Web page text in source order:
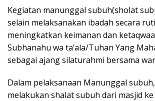
Kegiatan manunggal subuh(sholat
selain melaksanakan ibadah secara
meningkatkan keimanan dan
Subhanahu wa ta’ala/Tuhan Yang
sebagai ajang silaturahmi bersama
Dalam pelaksanaan Manunggal
melakukan shalat subuh dari masjid